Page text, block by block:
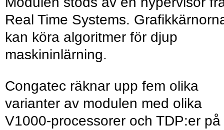
Real Time Systems.
kan köra algoritmer för djup
maskininlärning.
Congatec räknar upp fem olika
varianter av modulen med olika
V1000-processorer och TDP:er på